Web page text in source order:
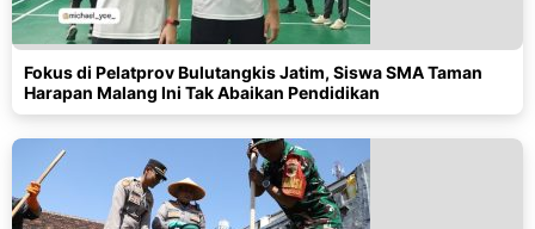
Fokus di Pelatprov Bulutangkis Jatim, Siswa SMA Taman
Harapan Malang Ini Tak Abaikan Pendidikan